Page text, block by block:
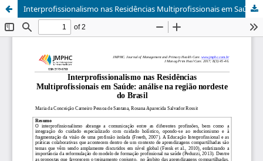
Interprofissionalismo nas Residências Multiprofissionais em Saúde: análise na região nordeste do Brasil